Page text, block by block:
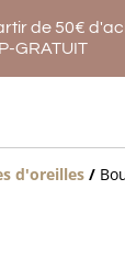
de 50€
GRATUIT
d'oreilles /